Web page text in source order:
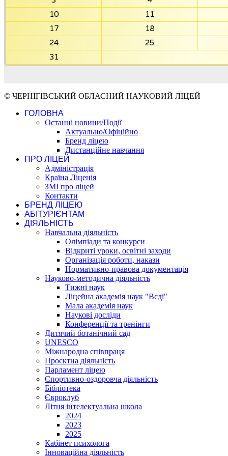
10
11
17
18
24
25
31
© ЧЕРНІГІВСЬКИЙ ОБЛАСНИЙ НАУКОВИЙ ЛІЦЕЙ
ГОЛОВНА
Останні новини/Події
Актуально/Офіційно
Бренд ліцею
Дистанційне навчання
ПРО ЛІЦЕЙ
Адміністрація
Країна Ліценія
ЗМІ про ліцей
Контакти
БРЕНД ЛІЦЕЮ
АБІТУРІЄНТАМ
ДІЯЛЬНІСТЬ
Навчальна діяльність
Олімпіади та конкурси
Відкриті уроки, освітні заходи
Організація роботи, накази
Нормативно-правова документація
Науково-методична діяльність
Тижні наук
Ліцейна академія наук "Вєді"
Мала академія наук
Наукові досліди
Конференції та тренінги
Дитячий ботанічний сад
UNESCO
Міжнародна співпраця
Проєктна діяльність
Парламент ліцею
Спортивно-оздоровча діяльність
Бібліотека
Євроклуб
Літня інтелектуальна школа
2024
2023
2025
Кабінет психолога
Інноваційна діяльність